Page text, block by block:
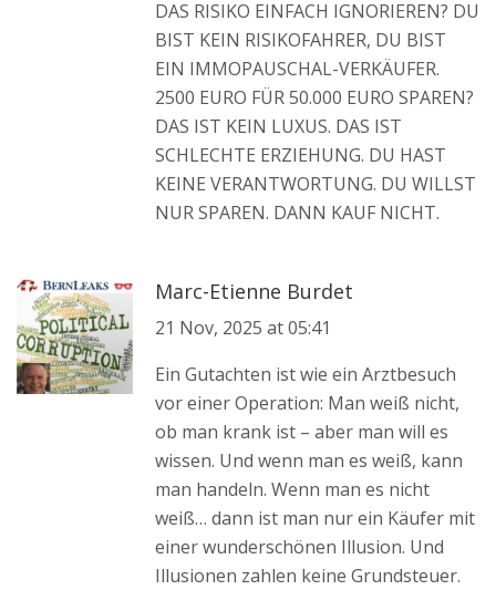
DAS RISIKO EINFACH IGNORIEREN? DU
BIST KEIN RISIKOFAHRER, DU BIST
EIN IMMOPAUSCHAL-VERKÄUFER.
2500 EURO FÜR 50.000 EURO SPAREN?
DAS IST KEIN LUXUS. DAS IST
SCHLECHTE ERZIEHUNG. DU HAST
KEINE VERANTWORTUNG. DU WILLST
NUR SPAREN. DANN KAUF NICHT.
Marc-Etienne Burdet
21 Nov, 2025 at 05:41
Ein Gutachten ist wie ein Arztbesuch
vor einer Operation: Man weiß nicht,
ob man krank ist – aber man will es
wissen. Und wenn man es weiß, kann
man handeln. Wenn man es nicht
weiß… dann ist man nur ein Käufer mit
einer wunderschönen Illusion. Und
Illusionen zahlen keine Grundsteuer.